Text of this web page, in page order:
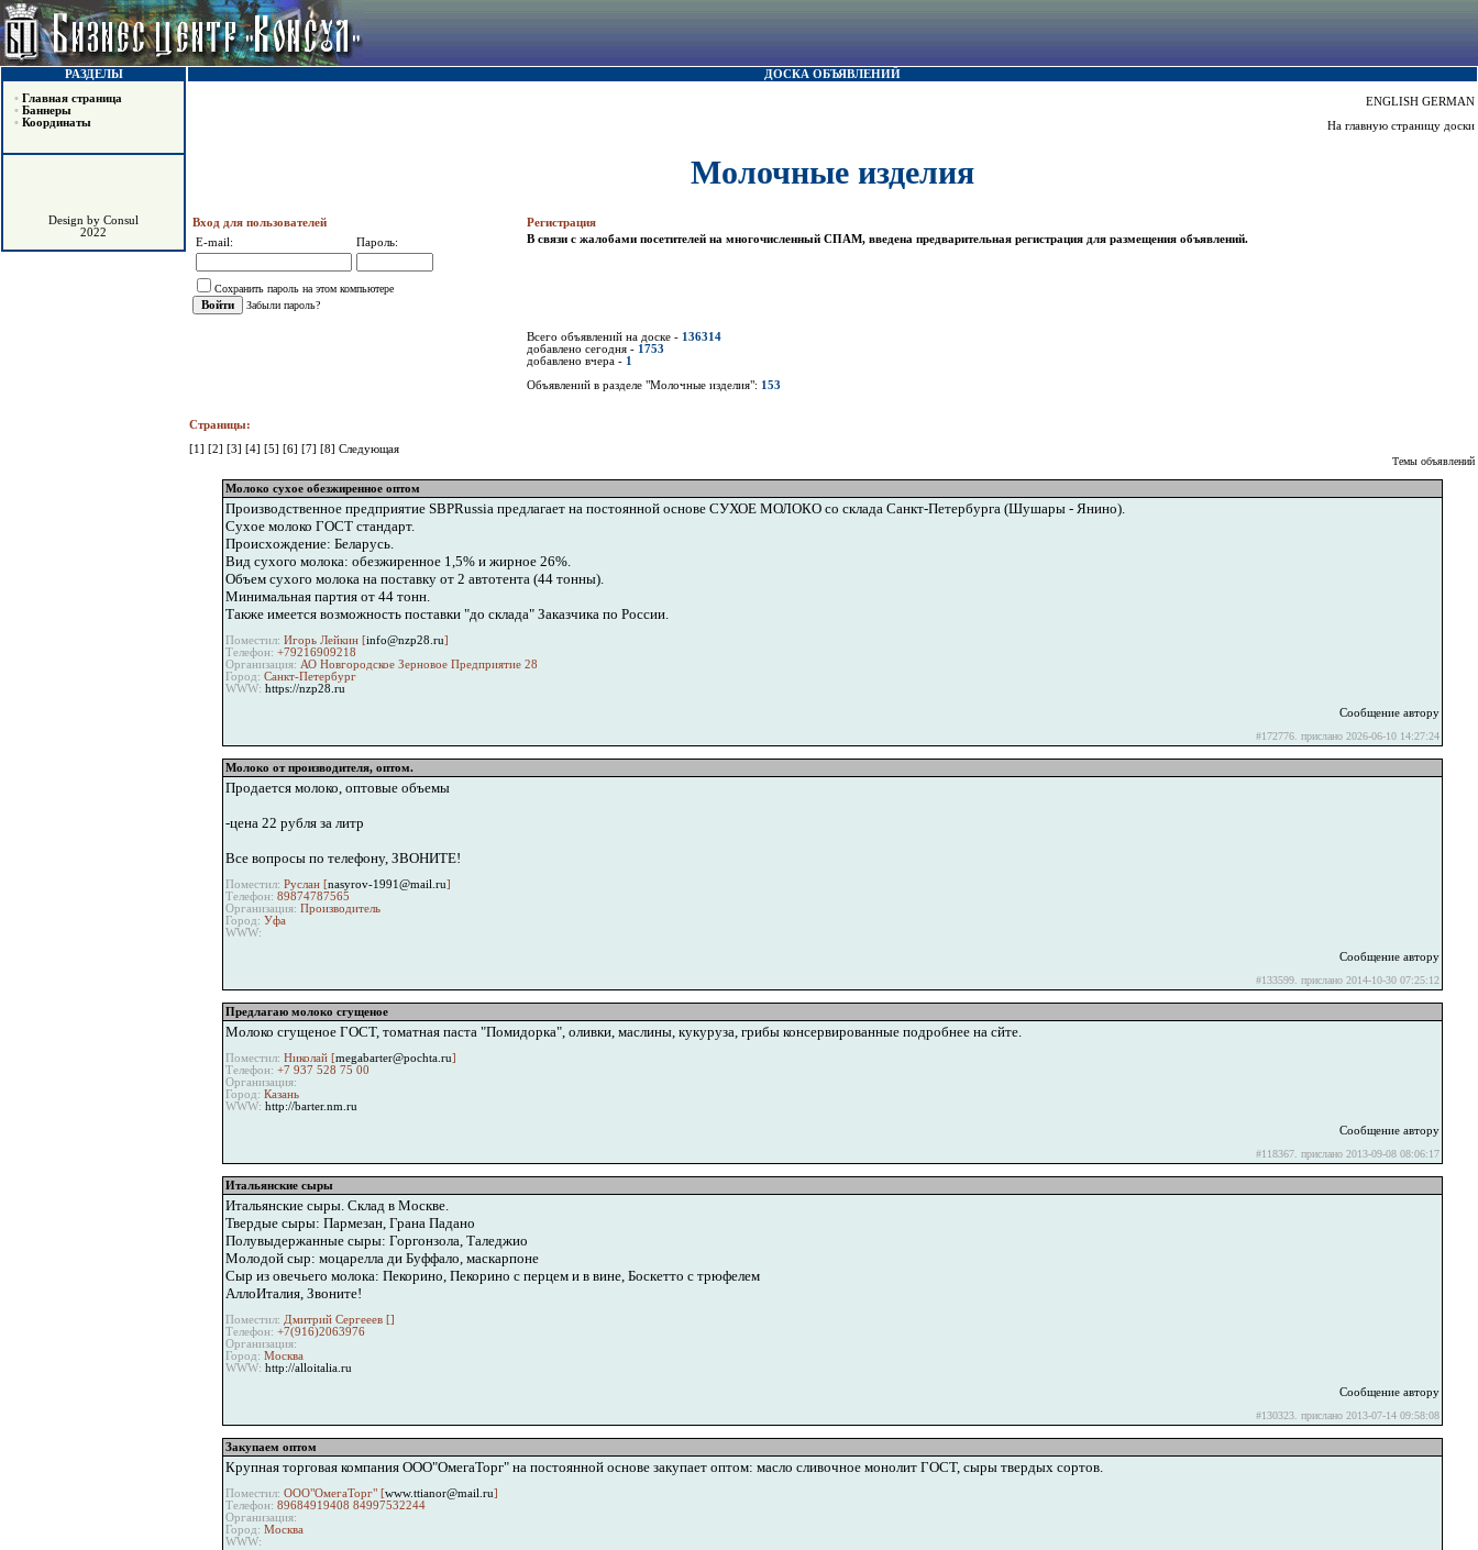
РАЗДЕЛЫ
• Главная страница
• Баннеры
• Координаты
Design by Consul
2022
ДОСКА ОБЪЯВЛЕНИЙ
ENGLISH GERMAN
На главную страницу доски
Молочные изделия
Вход для пользователей
Регистрация
E-mail:
Пароль:
Сохранить пароль на этом компьютере
Забыли пароль?
В связи с жалобами посетителей на многочисленный СПАМ, введена предварительная регистрация для размещения объявлений.
Всего объявлений на доске - 136314
добавлено сегодня - 1753
добавлено вчера - 1
Объявлений в разделе "Молочные изделия": 153
Страницы:
[1] [2] [3] [4] [5] [6] [7] [8] Следующая
Темы объявлений
Молоко сухое обезжиренное оптом
Производственное предприятие SBPRussia предлагает на постоянной основе СУХОЕ МОЛОКО со склада Санкт-Петербурга (Шушары - Янино).
Сухое молоко ГОСТ стандарт.
Происхождение: Беларусь.
Вид сухого молока: обезжиренное 1,5% и жирное 26%.
Объем сухого молока на поставку от 2 автотента (44 тонны).
Минимальная партия от 44 тонн.
Также имеется возможность поставки "до склада" Заказчика по России.
Поместил: Игорь Лейкин [info@nzp28.ru]
Телефон: +79216909218
Организация: АО Новгородское Зерновое Предприятие 28
Город: Санкт-Петербург
WWW: https://nzp28.ru
Сообщение автору
#172776. прислано 2026-06-10 14:27:24
Молоко от производителя, оптом.
Продается молоко, оптовые объемы
-цена 22 рубля за литр
Все вопросы по телефону, ЗВОНИТЕ!
Поместил: Руслан [nasyrov-1991@mail.ru]
Телефон: 89874787565
Организация: Производитель
Город: Уфа
WWW:
Сообщение автору
#133599. прислано 2014-10-30 07:25:12
Предлагаю молоко сгущеное
Молоко сгущеное ГОСТ, томатная паста "Помидорка", оливки, маслины, кукуруза, грибы консервированные подробнее на сйте.
Поместил: Николай [megabarter@pochta.ru]
Телефон: +7 937 528 75 00
Организация:
Город: Казань
WWW: http://barter.nm.ru
Сообщение автору
#118367. прислано 2013-09-08 08:06:17
Итальянские сыры
Итальянские сыры. Склад в Москве.
Твердые сыры: Пармезан, Грана Падано
Полувыдержанные сыры: Горгонзола, Таледжио
Молодой сыр: моцарелла ди Буффало, маскарпоне
Сыр из овечьего молока: Пекорино, Пекорино с перцем и в вине, Боскетто с трюфелем
АллоИталия, Звоните!
Поместил: Дмитрий Сергееев []
Телефон: +7(916)2063976
Организация:
Город: Москва
WWW: http://alloitalia.ru
Сообщение автору
#130323. прислано 2013-07-14 09:58:08
Закупаем оптом
Крупная торговая компания ООО"ОмегаТорг" на постоянной основе закупает оптом: масло сливочное монолит ГОСТ, сыры твердых сортов.
Поместил: OOO"ОмегаТорг" [www.ttianor@mail.ru]
Телефон: 89684919408 84997532244
Организация:
Город: Москва
WWW: